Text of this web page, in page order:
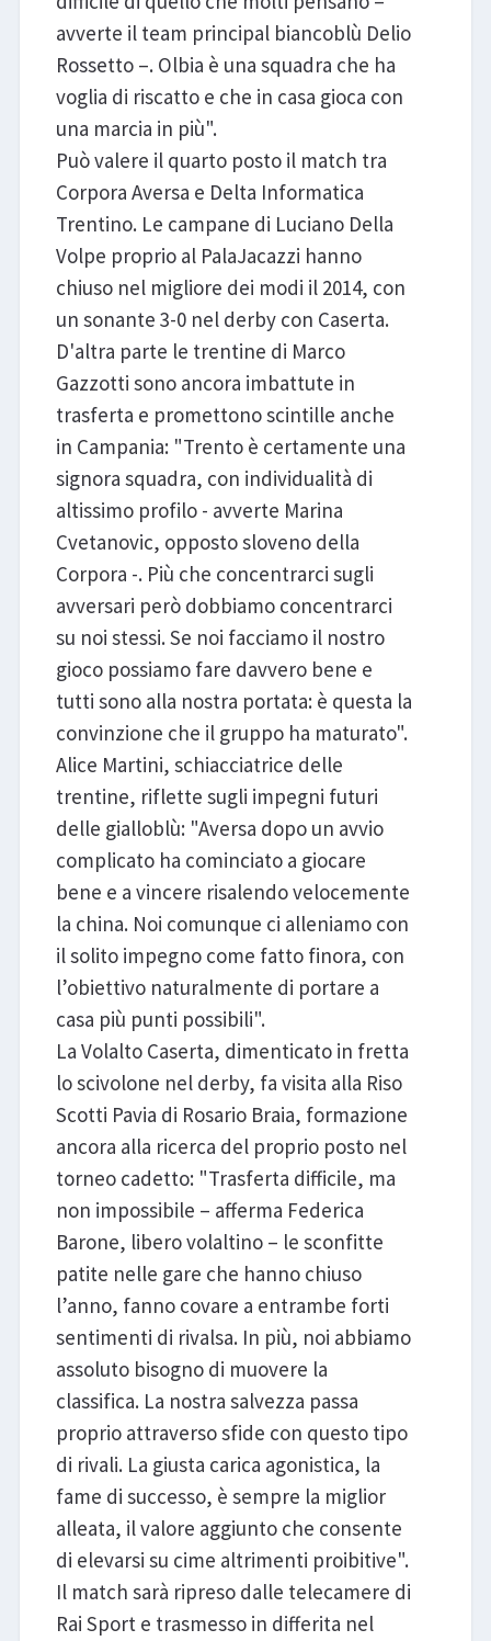
avverte il team principal biancoblù Delio
Rossetto –. Olbia è una squadra che ha
voglia di riscatto e che in casa gioca con
una marcia in più".
Può valere il quarto posto il match tra
Corpora Aversa e Delta Informatica
Trentino. Le campane di Luciano Della
Volpe proprio al PalaJacazzi hanno
chiuso nel migliore dei modi il 2014, con
un sonante 3-0 nel derby con Caserta.
D'altra parte le trentine di Marco
Gazzotti sono ancora imbattute in
trasferta e promettono scintille anche
in Campania: "Trento è certamente una
signora squadra, con individualità di
altissimo profilo - avverte Marina
Cvetanovic, opposto sloveno della
Corpora -. Più che concentrarci sugli
avversari però dobbiamo concentrarci
su noi stessi. Se noi facciamo il nostro
gioco possiamo fare davvero bene e
tutti sono alla nostra portata: è questa la
convinzione che il gruppo ha maturato".
Alice Martini, schiacciatrice delle
trentine, riflette sugli impegni futuri
delle gialloblù: "Aversa dopo un avvio
complicato ha cominciato a giocare
bene e a vincere risalendo velocemente
la china. Noi comunque ci alleniamo con
il solito impegno come fatto finora, con
l’obiettivo naturalmente di portare a
casa più punti possibili".
La Volalto Caserta, dimenticato in fretta
lo scivolone nel derby, fa visita alla Riso
Scotti Pavia di Rosario Braia, formazione
ancora alla ricerca del proprio posto nel
torneo cadetto: "Trasferta difficile, ma
non impossibile – afferma Federica
Barone, libero volaltino – le sconfitte
patite nelle gare che hanno chiuso
l’anno, fanno covare a entrambe forti
sentimenti di rivalsa. In più, noi abbiamo
assoluto bisogno di muovere la
classifica. La nostra salvezza passa
proprio attraverso sfide con questo tipo
di rivali. La giusta carica agonistica, la
fame di successo, è sempre la miglior
alleata, il valore aggiunto che consente
di elevarsi su cime altrimenti proibitive".
Il match sarà ripreso dalle telecamere di
Rai Sport e trasmesso in differita nel